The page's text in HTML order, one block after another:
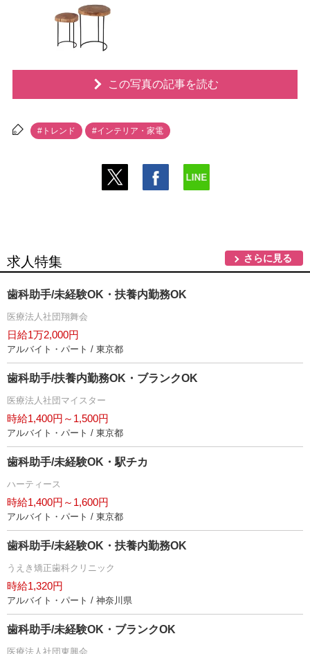
この写真の記事を読む
#トレンド #インテリア・家電
求人特集 さらに見る
歯科助手/未経験OK・扶養内勤務OK
医療法人社団翔舞会
日給1万2,000円
アルバイト・パート / 東京都
歯科助手/扶養内勤務OK・ブランクOK
医療法人社団マイスター
時給1,400円～1,500円
アルバイト・パート / 東京都
歯科助手/未経験OK・駅チカ
ハーティース
時給1,400円～1,600円
アルバイト・パート / 東京都
歯科助手/未経験OK・扶養内勤務OK
うえき矯正歯科クリニック
時給1,320円
アルバイト・パート / 神奈川県
歯科助手/未経験OK・ブランクOK
医療法人社団東興会